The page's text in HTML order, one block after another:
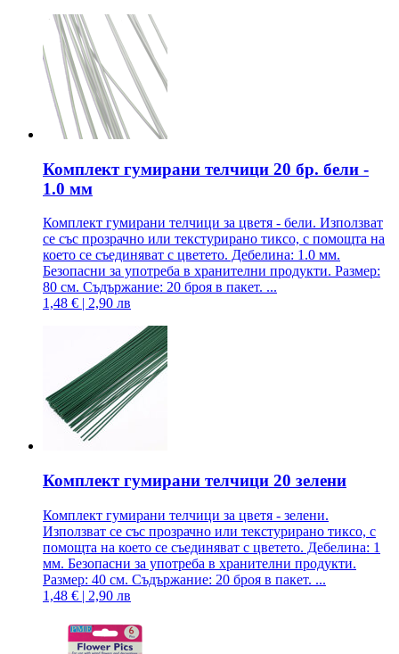
Комплект гумирани телчици 20 бр. бели -
1.0 мм
Комплект гумирани телчици за цветя - бели. Използват
се със прозрачно или текстурирано тиксо, с помощта на
което се съединяват с цветето. Дебелина: 1.0 мм.
Безопасни за употреба в хранителни продукти. Размер:
80 см. Съдържание: 20 броя в пакет. ...
1,48 € | 2,90 лв
Комплект гумирани телчици 20 зелени
Комплект гумирани телчици за цветя - зелени.
Използват се със прозрачно или текстурирано тиксо, с
помощта на което се съединяват с цветето. Дебелина: 1
мм. Безопасни за употреба в хранителни продукти.
Размер: 40 см. Съдържание: 20 броя в пакет. ...
1,48 € | 2,90 лв